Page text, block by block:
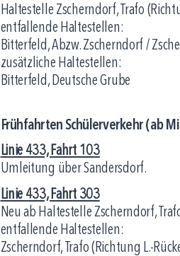
Haltestelle Zscherndorf, Trafo
entfallende Haltestellen:
Bitterfeld, Abzw. Zscherndorf /
zusätzliche Haltestellen:
Bitterfeld, Deutsche Grube
Frühfahrten Schülerverkehr (ab
Linie 433, Fahrt 103
Umleitung über Sandersdorf.
Linie 433, Fahrt 303
Neu ab Haltestelle Zscherndorf,
entfallende Haltestellen:
Zscherndorf, Trafo (Richtung L.-